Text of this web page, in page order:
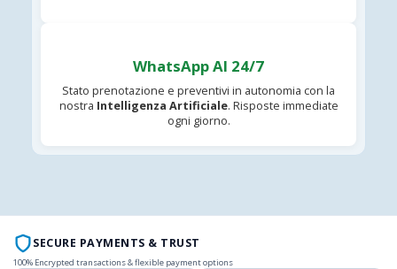
WhatsApp AI 24/7
Stato prenotazione e preventivi in autonomia con la
nostra Intelligenza Artificiale. Risposte immediate
ogni giorno.
SECURE PAYMENTS & TRUST
100% Encrypted transactions & flexible payment options